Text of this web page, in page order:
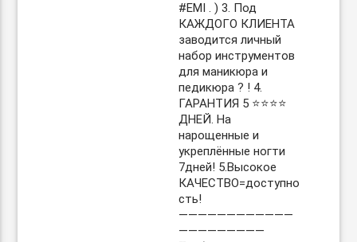
#EMI . ) 3. Под
КАЖДОГО КЛИЕНТА
заводится личный
набор инструментов
для маникюра и
педикюра ? ! 4.
ГАРАНТИЯ 5 ⭐️⭐️⭐️⭐️
ДНЕЙ. На
нарощенные и
укреплённые ногти
7дней! 5.Высокое
КАЧЕСТВО=доступно
сть!
————————————
—————————